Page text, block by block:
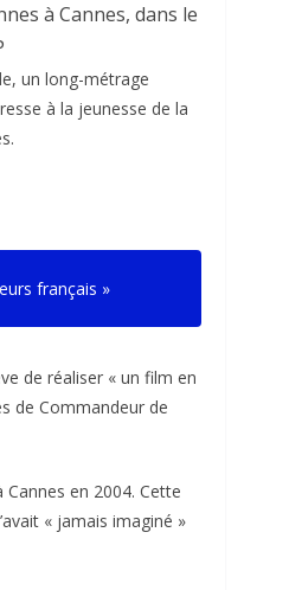
à Cannes, dans le
, un long-métrage
à la jeunesse de la
français »
de réaliser « un film en
de Commandeur de
Cannes en 2004. Cette
« jamais imaginé »